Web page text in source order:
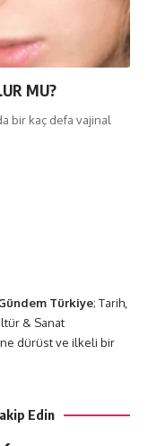
MU?
bir kaç defa vajinal
Türkiye; Tarih,
& Sanat
dürüst ve ilkeli bir
Edin